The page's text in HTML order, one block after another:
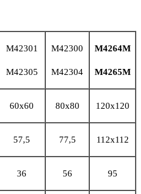
М42301
М42305
М42300
М42304
М4264М
М4265М
60х60 80х80 120х120
57,5 77,5 112х112
36 56 95